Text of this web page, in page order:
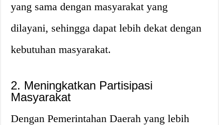
yang sama dengan masyarakat yang
dilayani, sehingga dapat lebih dekat dengan
kebutuhan masyarakat.
2. Meningkatkan Partisipasi
Masyarakat
Dengan Pemerintahan Daerah yang lebih